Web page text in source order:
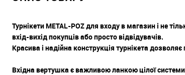
Турнікети METAL-POZ для входу в магазин і не
вхід-вихід покупців або просто відвідувачів.
Красива і надійна конструкція турнікета
Вхідна вертушка є важливою ланкою цілої